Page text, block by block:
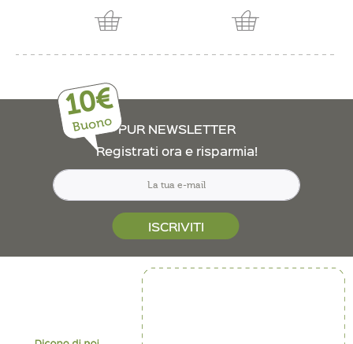
10€
Buono PUR NEWSLETTER
Registrati ora e risparmia!
ISCRIVITI